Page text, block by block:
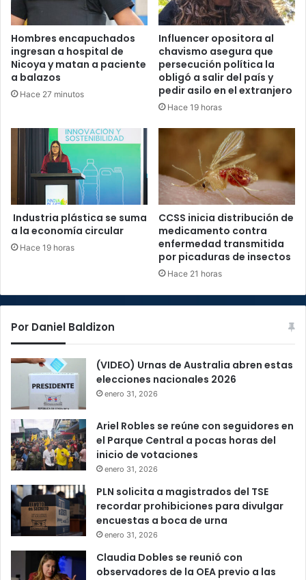
Hombres encapuchados
ingresan a hospital de
Nicoya y matan a paciente
a balazos
Hace 27 minutos
Influencer opositora al
chavismo asegura que
persecución política la
obligó a salir del país y
pedir asilo en el extranjero
Hace 19 horas
Industria plástica se suma
a la economía circular
Hace 19 horas
CCSS inicia distribución de
medicamento contra
enfermedad transmitida
por picaduras de insectos
Hace 21 horas
Por Daniel Baldizon
(VIDEO) Urnas de Australia abren estas
elecciones nacionales 2026
enero 31, 2026
Ariel Robles se reúne con seguidores en
el Parque Central a pocas horas del
inicio de votaciones
enero 31, 2026
PLN solicita a magistrados del TSE
recordar prohibiciones para divulgar
encuestas a boca de urna
enero 31, 2026
Claudia Dobles se reunió con
observadores de la OEA previo a las